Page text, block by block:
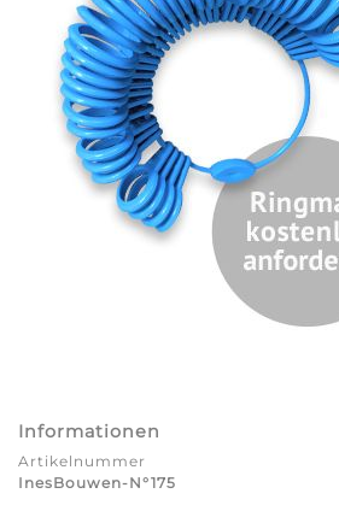
Informationen
Artikelnummer
InesBouwen-N°175